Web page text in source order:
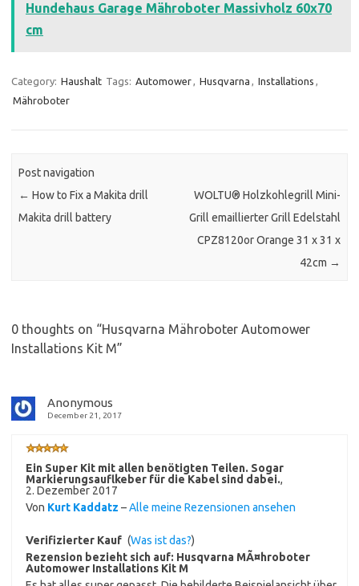
Hundehaus Garage Mähroboter Massivholz 60x70
cm
Category: Haushalt Tags: Automower, Husqvarna , Installations ,
Mähroboter
Post navigation
← How to Fix a Makita drill
Makita drill battery
WOLTU® Holzkohlegrill Mini-
Grill emaillierter Grill Edelstahl
CPZ8120or Orange 31 x 31 x
42cm →
0 thoughts on “Husqvarna Mähroboter Automower
Installations Kit M”
Anonymous
December 21, 2017
Ein Super Kit mit allen benötigten Teilen. Sogar
Markierungsauflkeber für die Kabel sind dabei.,
2. Dezember 2017
Von Kurt Kaddatz –Alle meine Rezensionen ansehen
Verifizierter Kauf (Was ist das?)
Rezension bezieht sich auf: Husqvarna MÃ¤hroboter
Automower Installations Kit M